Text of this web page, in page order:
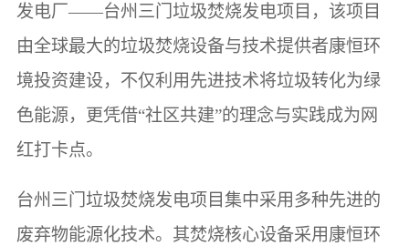
发电厂——台州三门垃圾焚烧发电项目，该项目
由全球最大的垃圾焚烧设备与技术提供者康恒环
境投资建设，不仅利用先进技术将垃圾转化为绿
色能源，更凭借“社区共建”的理念与实践成为网
红打卡点。
台州三门垃圾焚烧发电项目集中采用多种先进的
废弃物能源化技术。其焚烧核心设备采用康恒环